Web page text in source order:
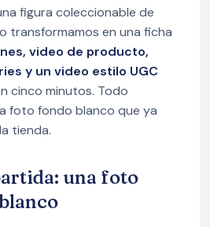
figura coleccionable de
transformamos en una ficha
video de producto,
y un video estilo UGC
cinco minutos. Todo
foto fondo blanco que ya
tienda.
una foto